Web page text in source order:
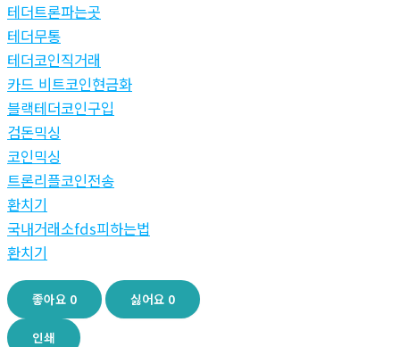
테더트론파는곳
테더무통
테더코인직거래
카드 비트코인현금화
블랙테더코인구입
검돈믹싱
코인믹싱
트론리플코인전송
환치기
국내거래소fds피하는법
환치기
좋아요 0 싫어요 0
인쇄